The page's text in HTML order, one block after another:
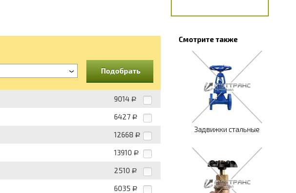
Подобрать
9014 Р
6427 Р
12668 Р
13910 Р
2510 Р
6035 Р
Смотрите также
Задвижки стальные